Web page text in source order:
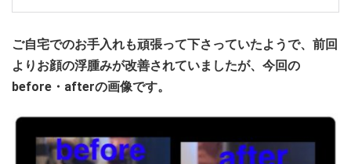
ご自宅でのお手入れも頑張って下さっていたようで、前回
よりお顔の浮腫みが改善されていましたが、今回の
before・afterの画像です。